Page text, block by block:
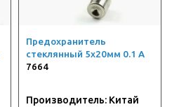
Предохранитель
стеклянный 5х20мм 0.1 А
7664
Производитель: Китай